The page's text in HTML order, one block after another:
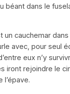
béant dans le
un cauchemar dans
avec, pour seul
eux n’y
iront rejoindre le
l’épave.